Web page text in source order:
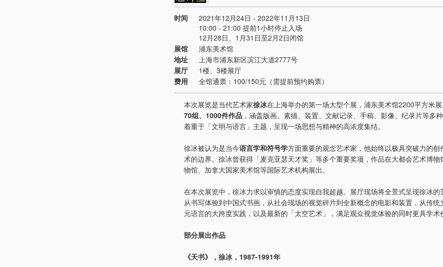
时间
2021年12月24日 - 2022年11月13日
10:00 - 21:00 提前1小时停止入场
12月28日、1月31日至2月2日闭馆
展馆
浦东美术馆
地址
上海市浦东新区滨江大道2777号
展厅
1楼、3楼展厅
费用
全馆通票：100/150元（需提前预约购票）
本次展览是当代艺术家徐冰在上海举办的第一场大型个展，浦东美术馆2200平方米
70组、1000件作品 ，涵盖版画、素描、装置、文献记录、手稿、影像、纪录片等多
着重于「文明与语言」主题，呈现一场思想与精神的高浓度集结。
徐冰被认为是当今语言学和符号学方面重要的观念艺术家，他始终以极具突破力的创
术的边界。徐冰曾获得「麦克亚瑟天才奖」等多个重要奖项，作品在大都会艺术博物
物馆、加拿大国家美术馆等国际艺术机构展出。
在本次展览中，徐冰力求以审慎的态度实现自我超越。展厅现场将全景式呈现徐冰的
从书写体验到中国式书画，从社会现场的视觉碎片到全新概念的电影和装置，从传统
元语言的大跨度实践，以及最新的「太空艺术」，满足观众视觉体验的同时更具学术
部分展出作品
《天书》，徐冰，1987-1991年